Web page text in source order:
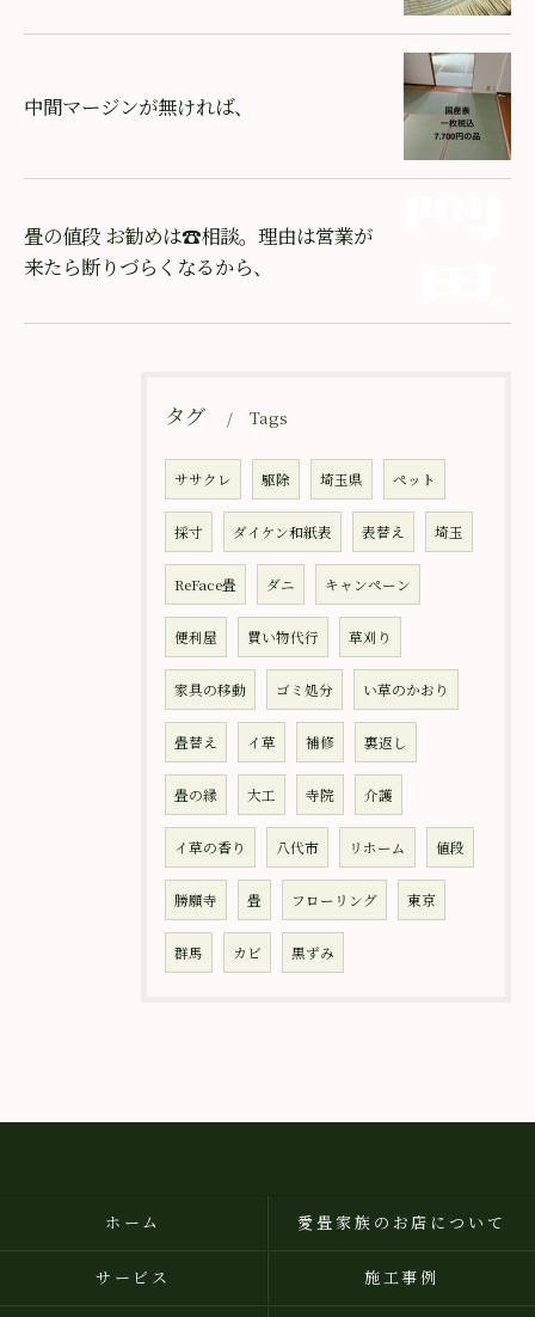
中間マージンが無ければ、
畳の値段 お勧めは☎相談。理由は営業が
来たら断りづらくなるから、
タグ Tags
ササクレ 駆除 埼玉県 ペット
採寸 ダイケン和紙表 表替え 埼玉
ReFace畳 ダニ キャンペーン
便利屋 買い物代行 草刈り
家具の移動 ゴミ処分 い草のかおり
畳替え イ草 補修 裏返し
畳の縁 大工 寺院 介護
イ草の香り 八代市 リホーム 値段
勝願寺 畳 フローリング 東京
群馬 カビ 黒ずみ
ホーム 愛畳家族のお店について
サービス 施工事例